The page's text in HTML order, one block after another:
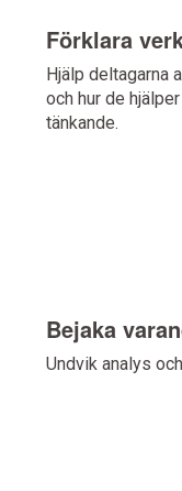
Förklara
Hjälp deltagarna
och hur de
tänkande.
Bejaka
Undvik analys